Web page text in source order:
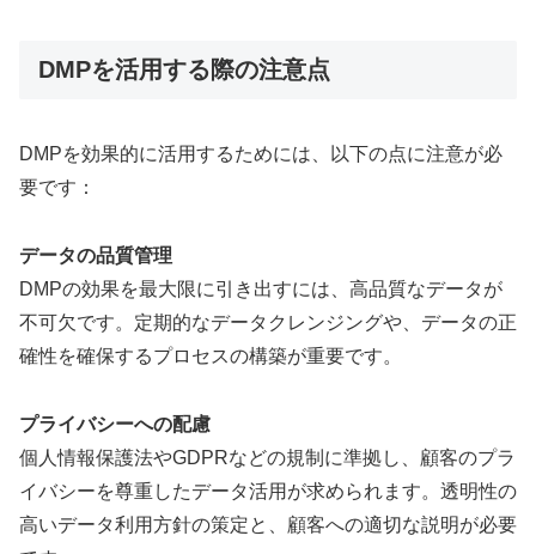
DMPを活用する際の注意点
DMPを効果的に活用するためには、以下の点に注意が必
要です：
データの品質管理
DMPの効果を最大限に引き出すには、高品質なデータが
不可欠です。定期的なデータクレンジングや、データの正
確性を確保するプロセスの構築が重要です。
プライバシーへの配慮
個人情報保護法やGDPRなどの規制に準拠し、顧客のプラ
イバシーを尊重したデータ活用が求められます。透明性の
高いデータ利用方針の策定と、顧客への適切な説明が必要